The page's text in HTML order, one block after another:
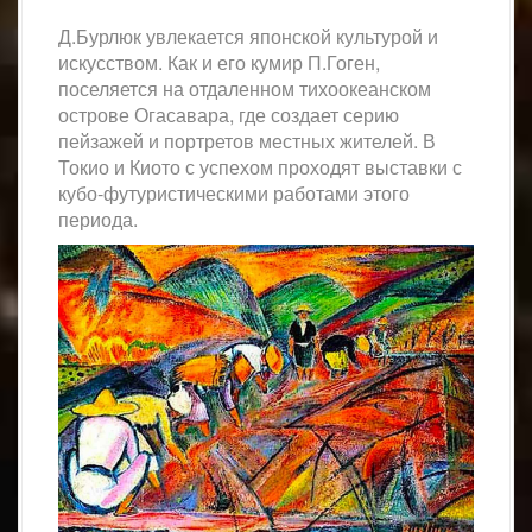
Д.Бурлюк увлекается японской культурой и
искусством. Как и его кумир П.Гоген,
поселяется на отдаленном тихоокеанском
острове Огасавара, где создает серию
пейзажей и портретов местных жителей. В
Токио и Киото с успехом проходят выставки с
кубо-футуристическими работами этого
периода.